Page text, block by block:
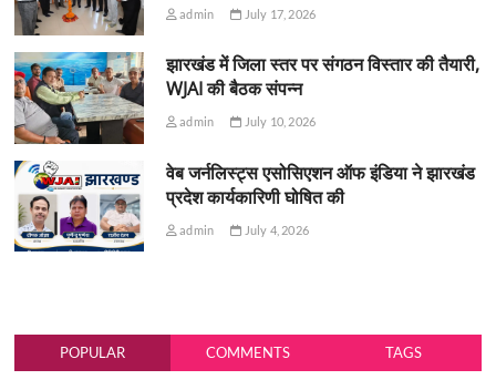
admin July 17, 2026
झारखंड में जिला स्तर पर संगठन विस्तार की तैयारी,
WJAI की बैठक संपन्न
admin July 10, 2026
वेब जर्नलिस्ट्स एसोसिएशन ऑफ इंडिया ने झारखंड
प्रदेश कार्यकारिणी घोषित की
admin July 4, 2026
POPULAR COMMENTS TAGS